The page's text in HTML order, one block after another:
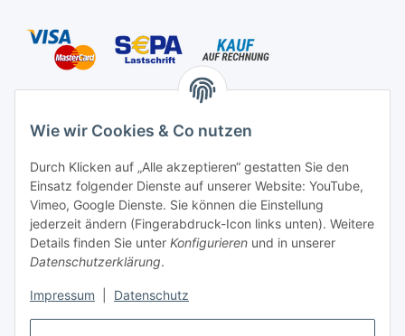
Wie wir Cookies & Co nutzen
Durch Klicken auf „Alle akzeptieren“ gestatten Sie den
Einsatz folgender Dienste auf unserer Website: YouTube,
Vimeo, Google Dienste. Sie können die Einstellung
jederzeit ändern (Fingerabdruck-Icon links unten). Weitere
Details finden Sie unter Konfigurieren und in unserer
Datenschutzerklärung.
Impressum Datenschutz
Kontakt
Mayaadi Home
Max-Planck-Str. 34
61184 Karben
Deutschland